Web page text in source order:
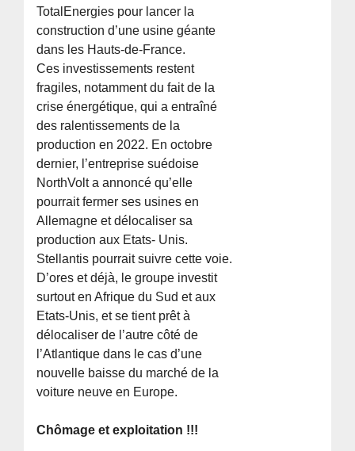
TotalEnergies pour lancer la
construction d’une usine géante
dans les Hauts-de-France.
Ces investissements restent
fragiles, notamment du fait de la
crise énergétique, qui a entraîné
des ralentissements de la
production en 2022. En octobre
dernier, l’entreprise suédoise
NorthVolt a annoncé qu’elle
pourrait fermer ses usines en
Allemagne et délocaliser sa
production aux Etats- Unis.
Stellantis pourrait suivre cette voie.
D’ores et déjà, le groupe investit
surtout en Afrique du Sud et aux
Etats-Unis, et se tient prêt à
délocaliser de l’autre côté de
l’Atlantique dans le cas d’une
nouvelle baisse du marché de la
voiture neuve en Europe.
Chômage et exploitation !!!